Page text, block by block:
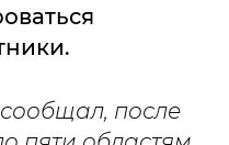
сообщал, после